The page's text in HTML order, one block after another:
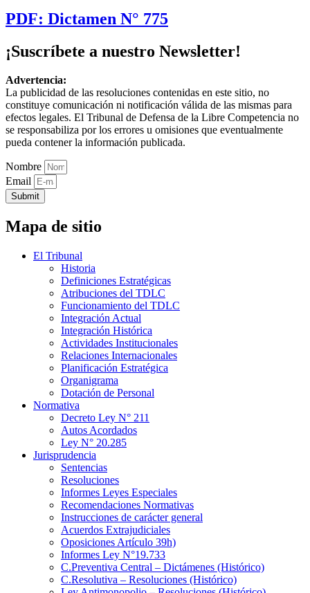
PDF: Dictamen N° 775
¡Suscríbete a nuestro Newsletter!
Advertencia:
La publicidad de las resoluciones contenidas en este sitio, no
constituye comunicación ni notificación válida de las mismas para
efectos legales. El Tribunal de Defensa de la Libre Competencia no
se responsabiliza por los errores u omisiones que eventualmente
pueda contener la información publicada.
Nombre
Email
Submit
Mapa de sitio
El Tribunal
Historia
Definiciones Estratégicas
Atribuciones del TDLC
Funcionamiento del TDLC
Integración Actual
Integración Histórica
Actividades Institucionales
Relaciones Internacionales
Planificación Estratégica
Organigrama
Dotación de Personal
Normativa
Decreto Ley N° 211
Autos Acordados
Ley N° 20.285
Jurisprudencia
Sentencias
Resoluciones
Informes Leyes Especiales
Recomendaciones Normativas
Instrucciones de carácter general
Acuerdos Extrajudiciales
Oposiciones Artículo 39h)
Informes Ley N°19.733
C.Preventiva Central – Dictámenes (Histórico)
C.Resolutiva – Resoluciones (Histórico)